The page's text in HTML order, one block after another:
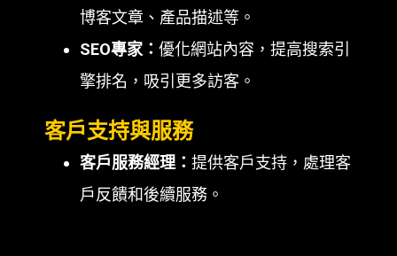
博客文章、產品描述等。
SEO專家： 優化網站內容，提高搜索引
擎排名，吸引更多訪客。
客戶支持與服務
客戶服務經理： 提供客戶支持，處理客
戶反饋和後續服務。